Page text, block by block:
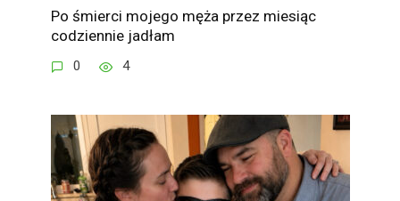
Po śmierci mojego męża przez miesiąc
codziennie jadłam
0 4